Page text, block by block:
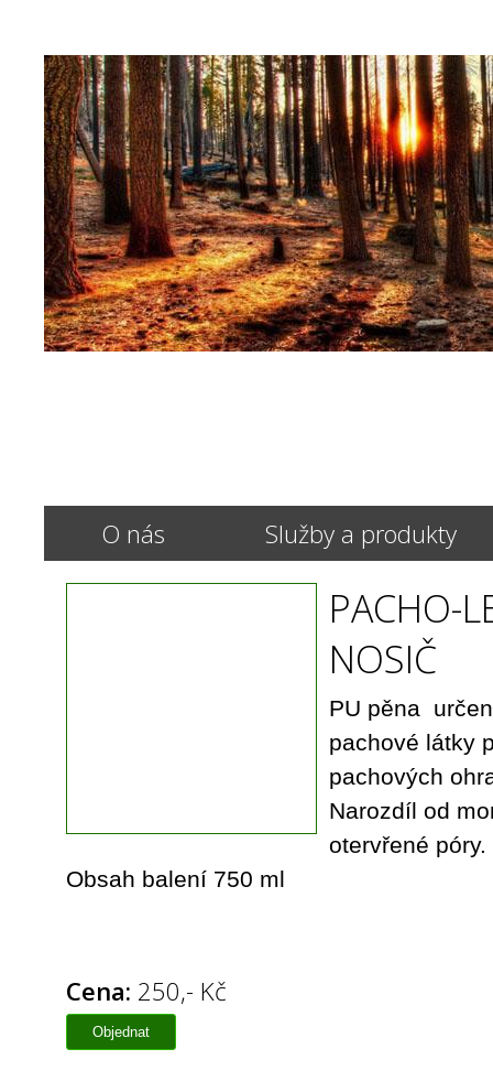
O nás Služby a produkty
PACHO-
NOSIČ
PU pěna
pachové látky
pachových
Narozdíl od
otervřené póry.
Obsah balení 750 ml
Cena: 250,- Kč